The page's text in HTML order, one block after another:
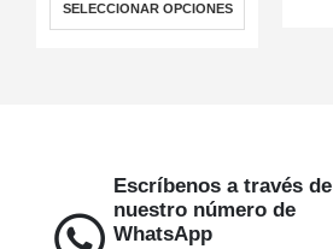
SELECCIONAR OPCIONES
Escríbenos a través de
nuestro número de
WhatsApp